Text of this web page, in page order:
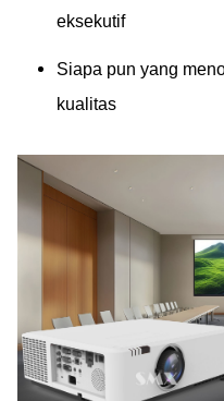
eksekutif
Siapa pun yang
kualitas